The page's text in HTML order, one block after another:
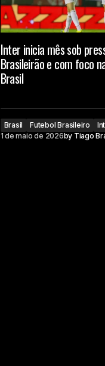
Inter inicia mês sob
Brasileirão e com foco
Brasil
Brasil Futebol Brasileiro
1 de maio de 2026by Tiago